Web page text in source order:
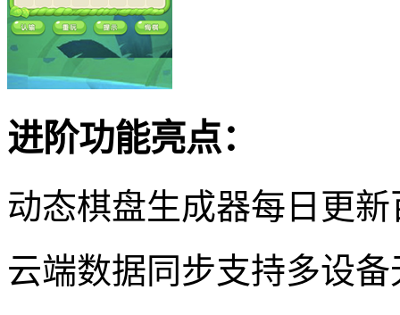
进阶功能亮点：
动态棋盘生成器每日更
云端数据同步支持多设